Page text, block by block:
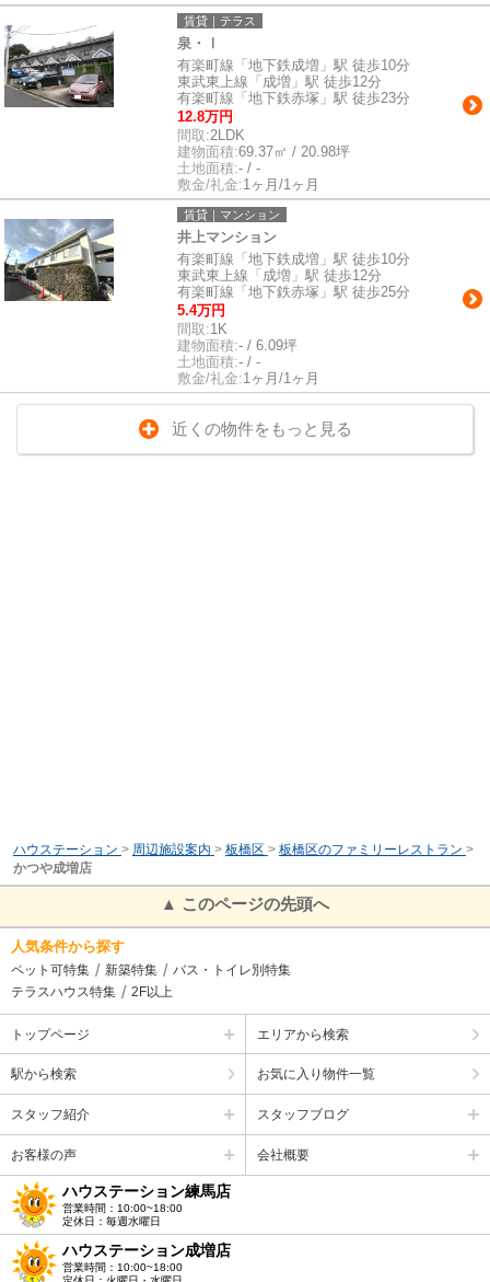
賃貸｜テラス
泉・Ⅰ
有楽町線「地下鉄成増」駅 徒歩10分
東武東上線「成増」駅 徒歩12分
有楽町線「地下鉄赤塚」駅 徒歩23分
12.8万円
間取:2LDK
建物面積:69.37㎡ / 20.98坪
土地面積:- / -
敷金/礼金:1ヶ月/1ヶ月
賃貸｜マンション
井上マンション
有楽町線「地下鉄成増」駅 徒歩10分
東武東上線「成増」駅 徒歩12分
有楽町線「地下鉄赤塚」駅 徒歩25分
5.4万円
間取:1K
建物面積:- / 6.09坪
土地面積:- / -
敷金/礼金:1ヶ月/1ヶ月
近くの物件をもっと見る
ハウステーション > 周辺施設案内 > 板橋区 > 板橋区のファミリーレストラン >
かつや成増店
▲ このページの先頭へ
人気条件から探す
ペット可特集 新築特集
バス・トイレ別特集
テラスハウス特集
2F以上
トップページ エリアから検索
駅から検索 お気に入り物件一覧
スタッフ紹介 スタッフブログ
お客様の声 会社概要
ハウステーション練馬店
営業時間：10:00~18:00
定休日：毎週水曜日
ハウステーション成増店
営業時間：10:00~18:00